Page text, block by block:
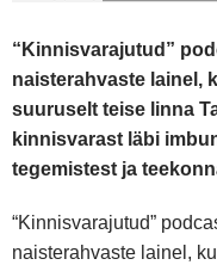
“Kinnisvarajutud”
naisterahvaste lainel,
suuruselt teise linna
kinnisvarast läbi
tegemistest ja
“Kinnisvarajutud”
naisterahvaste lainel,